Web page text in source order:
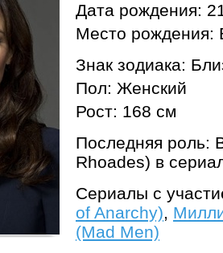
Дата рождения:
Место
Знак зодиака:
Пол: Женский
Рост: 168 см
Последняя роль:
Rhoades) в
Сериалы с
of Anarchy),
(Mad Men)